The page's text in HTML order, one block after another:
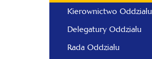
Kierownictwo Oddziału
Delegatury Oddziału
Rada Oddziału